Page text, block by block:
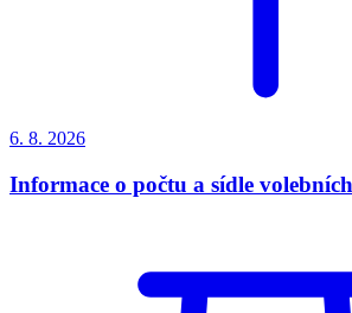
6. 8. 2026
Informace o počtu a sídle